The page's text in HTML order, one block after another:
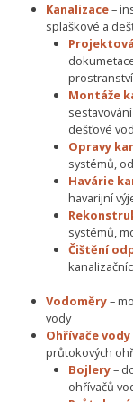
Kanalizace–
splaškové a
Montáže
dešťové
Opravy
systémů,
Havárie
havarijní
systémů,
Čištění
Vodoměry–
vody
Ohřívače vody
průtokových
Bojlery–
ohřívačů